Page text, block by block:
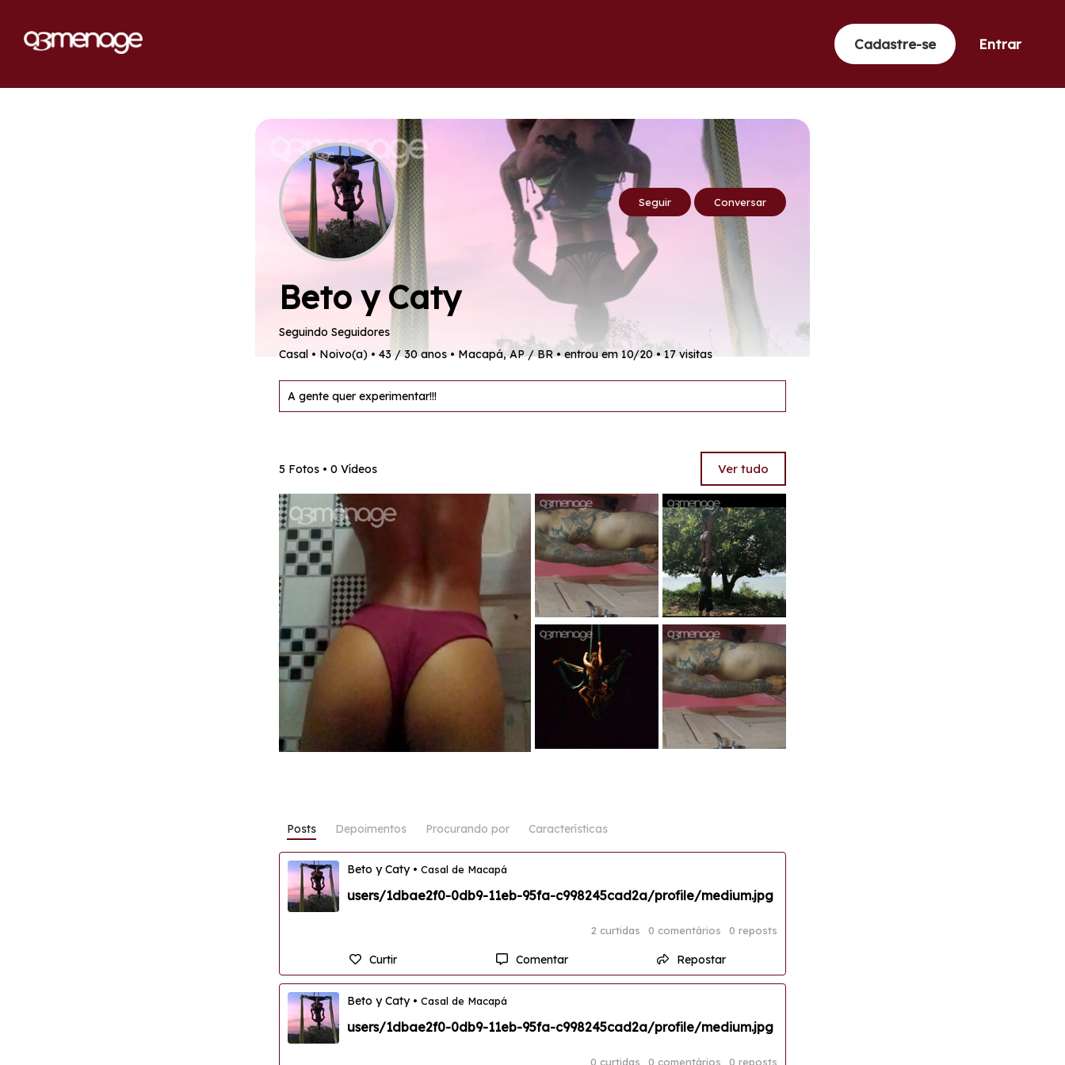
Cadastre-se Entrar
Seguir Conversar
Beto y Caty
Seguindo Seguidores
Casal • Noivo(a) • 43 / 30 anos • Macapá, AP / BR • entrou em 10/20 • 17 visitas
A gente quer experimentar!!!
5 Fotos • 0 Vídeos Ver tudo
Posts Depoimentos Procurando por Características
Beto y Caty • Casal de Macapá
users/1dbae2f0-0db9-11eb-95fa-c998245cad2a/profile/medium.jpg
2 curtidas 0 comentários 0 reposts
Curtir Comentar Repostar
Beto y Caty • Casal de Macapá
users/1dbae2f0-0db9-11eb-95fa-c998245cad2a/profile/medium.jpg
0 curtidas 0 comentários 0 reposts